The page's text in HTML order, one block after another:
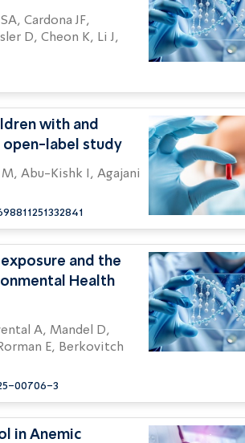
D, Cheon K, Li J,
with and
open-label study
and the
Health
E, Berkovitch
00706-3
in Anemic